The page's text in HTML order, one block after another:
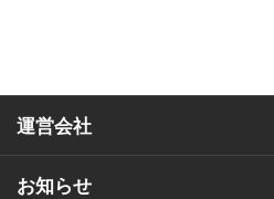
運営会社
お知らせ